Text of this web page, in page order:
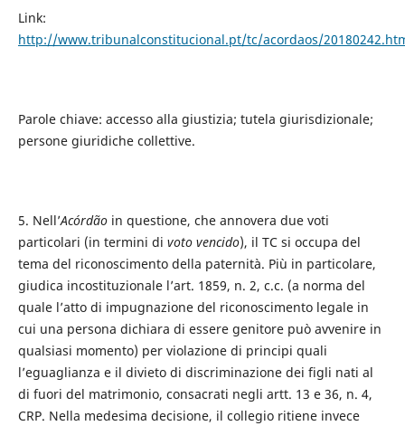
Link:
http://www.tribunalconstitucional.pt/tc/acordaos/
Parole chiave: accesso alla giustizia; tutela giurisdizionale;
persone giuridiche collettive.
5. Nell’Acórdão in questione, che annovera due voti
particolari (in termini di voto vencido), il TC si occupa del
tema del riconoscimento della paternità. Più in particolare,
giudica incostituzionale l’art. 1859, n. 2, c.c. (a norma del
quale l’atto di impugnazione del riconoscimento legale in
cui una persona dichiara di essere genitore può avvenire in
qualsiasi momento) per violazione di principi quali
l’eguaglianza e il divieto di discriminazione dei figli nati al
di fuori del matrimonio, consacrati negli artt. 13 e 36, n. 4,
CRP. Nella medesima decisione, il collegio ritiene invece